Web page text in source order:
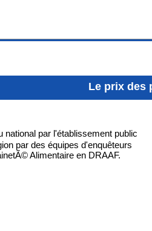
Le prix des
national par l'établissement public
par des équipes d'enquêteurs
Alimentaire en DRAAF.